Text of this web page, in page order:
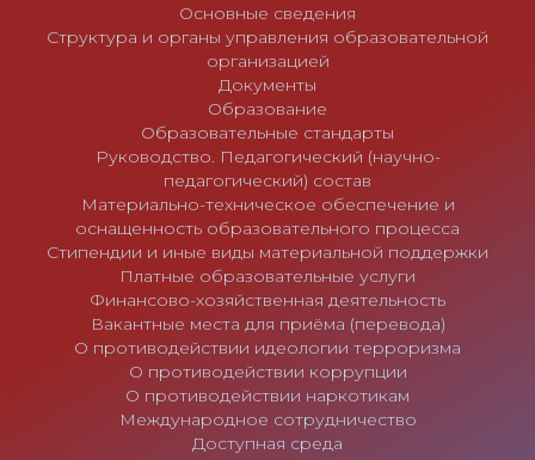
Основные сведения
Структура и органы управления образовательной
организацией
Документы
Образование
Образовательные стандарты
Руководство. Педагогический (научно-
педагогический) состав
Материально-техническое обеспечение и
оснащенность образовательного процесса
Стипендии и иные виды материальной поддержки
Платные образовательные услуги
Финансово-хозяйственная деятельность
Вакантные места для приёма (перевода)
О противодействии идеологии терроризма
О противодействии коррупции
О противодействии наркотикам
Международное сотрудничество
Доступная среда